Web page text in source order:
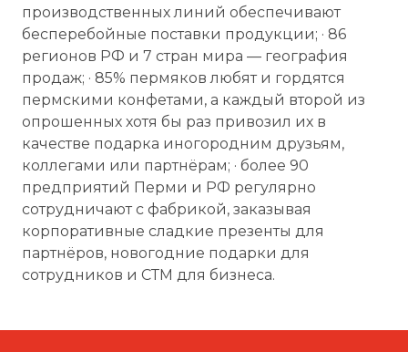
производственных линий обеспечивают
бесперебойные поставки продукции; · 86
регионов РФ и 7 стран мира — география
продаж; · 85% пермяков любят и гордятся
пермскими конфетами, а каждый второй из
опрошенных хотя бы раз привозил их в
качестве подарка иногородним друзьям,
коллегами или партнёрам; · более 90
предприятий Перми и РФ регулярно
сотрудничают с фабрикой, заказывая
корпоративные сладкие презенты для
партнёров, новогодние подарки для
сотрудников и СТМ для бизнеса.